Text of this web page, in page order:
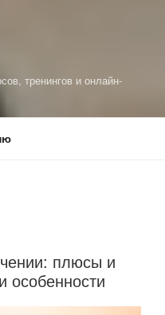
тренингов и онлайн-
плюсы и
особенности